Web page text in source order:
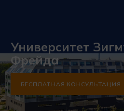
Университет
Фрейда
БЕСПЛАТНАЯ КОНСУЛЬТАЦИЯ